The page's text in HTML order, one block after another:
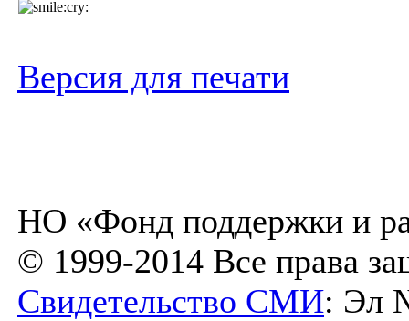
Версия для печати
НО «Фонд поддержки и
© 1999-2014 Все права
Свидетельство СМИ: Эл